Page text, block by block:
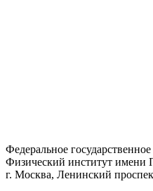
Федеральное
Физический институт имени
г. Москва, Ленинский